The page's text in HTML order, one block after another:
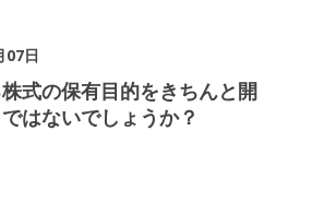
07日
式の保有目的をきちんと開
はないでしょうか？